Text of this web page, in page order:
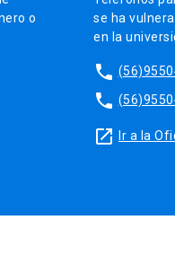
o
se ha
en la
phone
phone
launch Ir a la